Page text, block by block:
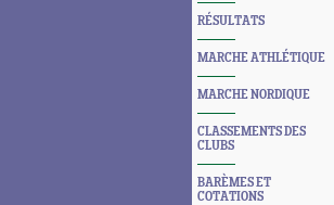
RÉSULTATS
MARCHE ATHLÉTIQUE
MARCHE NORDIQUE
CLASSEMENTS DES
CLUBS
BARÈMES ET
COTATIONS